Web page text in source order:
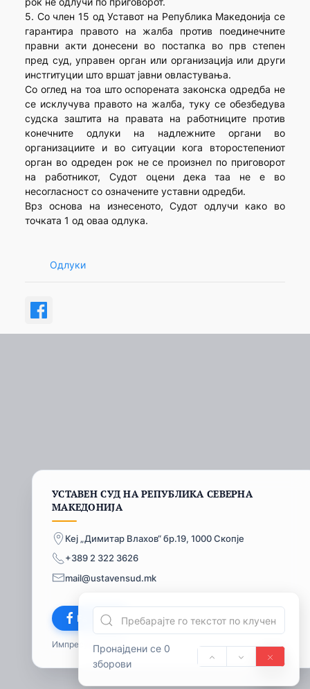
Пронајдени се 0
зборови
5. Со член 15 од Уставот на Република Македонија се
гарантира правото на жалба против поединечните
правни акти донесени во постапка во прв степен
пред суд, управен орган или организација или други
инстгитуции што вршат јавни овластувања.
Со оглед на тоа што оспорената законска одредба не
се исклучува правото на жалба, туку се обезбедува
судска заштита на правата на работниците против
конечните одлуки на надлежните органи во
организациите и во ситуации кога второстепениот
орган во одреден рок не се произнел по приговорот
на работникот, Судот оцени дека таа не е во
несогласност со означените уставни одредби.
Врз основа на изнесеното, Судот одлучи како во
точката 1 од оваа одлука.
Одлуки
УСТАВЕН СУД НА РЕПУБЛИКА СЕВЕРНА
МАКЕДОНИЈА
Кеј „Димитар Влахов“ бр.19, 1000 Скопје
+389 2 322 3626
mail@ustavensud.mk
Facebook
Импресум© 2026